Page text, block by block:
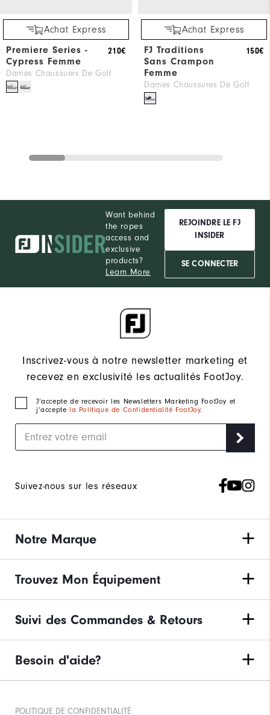
Achat Express
Premiere Series -
Cypress Femme
Dames Chaussuers De Golf
210€
Achat Express
FJ Traditions
Sans Crampon
Femme
Dames Chaussures De Golf
150€
Want behind
the ropes
access and
exclusive
products?
Learn More
REJOINDRE LE FJ
INSIDER
SE CONNECTER
Inscrivez-vous à notre newsletter marketing et
recevez en exclusivité les actualités FootJoy.
J‘accepte de recevoir les Newsletters Marketing FootJoy et
j’accepte la Politique de Confidentialité FootJoy.
Suivez-nous sur les réseaux
Notre Marque
Trouvez Mon Équipement
Suivi des Commandes & Retours
Besoin d'aide?
POLITIQUE DE CONFIDENTIALITÉ